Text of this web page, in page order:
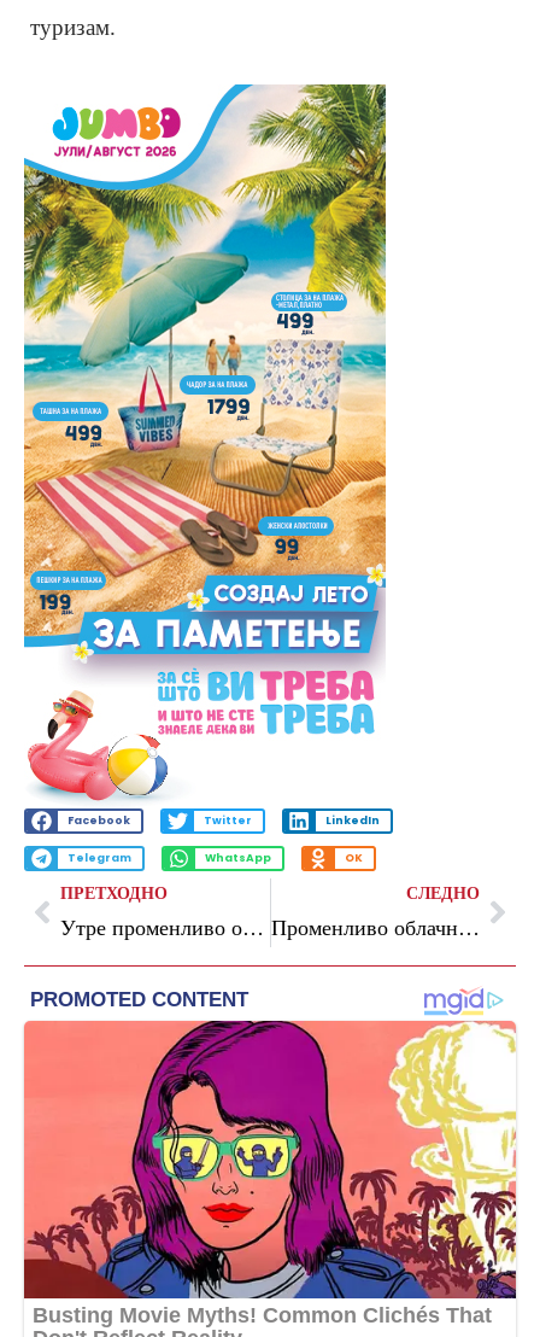
туризам.
Facebook Twitter LinkedIn
Telegram WhatsApp OK
ПРЕТХОДНО
Утре променливо облачно со сончеви периоди
СЛЕДНО
Променливо облачно со сончеви периоди со температури до 32 степени